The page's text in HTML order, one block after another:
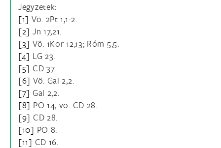
Jegyzetek:
[1] Vö. 2Pt 1,1-2.
[2] Jn 17,21.
[3] Vö. 1Kor 12,13; Róm 5,5.
[4] LG 23.
[5] CD 37.
[6] Vö. Gal 2,2.
[7] Gal 2,2.
[8] PO 14; vö. CD 28.
[9] CD 28.
[10] PO 8.
[11] CD 16.